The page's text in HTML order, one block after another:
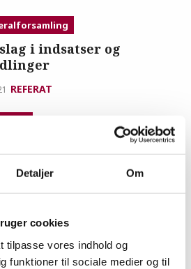
Detaljer Om
cookies
tilpasse vores indhold og
funktioner til sociale medier og til
i indsatser og
REFERAT
på hovedbestyrelsens
årsmøde 2021
LEDER